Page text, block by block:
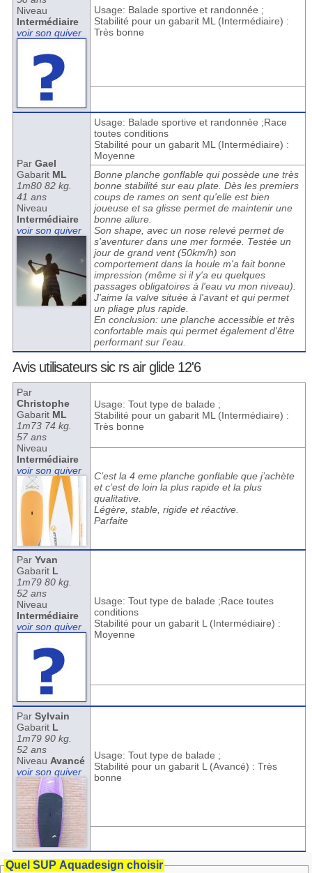
Niveau
Intermédiaire
voir son quiver
Usage: Balade sportive et randonnée ;
Stabilité pour un gabarit ML (Intermédiaire) :
Très bonne
Par Gael
Gabarit ML
1m80 82 kg.
41 ans
Niveau
Intermédiaire
voir son quiver
Usage: Balade sportive et randonnée ;Race
toutes conditions
Stabilité pour un gabarit ML (Intermédiaire) :
Moyenne
Bonne planche gonflable qui possède une très
bonne stabilité sur eau plate. Dès les premiers
coups de rames on sent qu'elle est bien
joueuse et sa glisse permet de maintenir une
bonne allure.
Son shape, avec un nose relevé permet de
s'aventurer dans une mer formée. Testée un
jour de grand vent (50km/h) son
comportement dans la houle m'a fait bonne
impression (même si il y'a eu quelques
passages obligatoires à l'eau vu mon niveau).
J'aime la valve située à l'avant et qui permet
un pliage plus rapide.
En conclusion: une planche accessible et très
confortable mais qui permet également d'être
performant sur l'eau.
Avis utilisateurs sic rs air glide 12'6
Par
Christophe
Gabarit ML
1m73 74 kg.
57 ans
Niveau
Intermédiaire
voir son quiver
Usage: Tout type de balade ;
Stabilité pour un gabarit ML (Intermédiaire) :
Très bonne
C’est la 4 eme planche gonflable que j’achète
et c’est de loin la plus rapide et la plus
qualitative.
Légère, stable, rigide et réactive.
Parfaite
Par Yvan
Gabarit L
1m79 80 kg.
52 ans
Niveau
Intermédiaire
voir son quiver
Usage: Tout type de balade ;Race toutes
conditions
Stabilité pour un gabarit L (Intermédiaire) :
Moyenne
Par Sylvain
Gabarit L
1m79 90 kg.
52 ans
Niveau Avancé
voir son quiver
Usage: Tout type de balade ;
Stabilité pour un gabarit L (Avancé) : Très
bonne
Quel SUP Aquadesign choisir